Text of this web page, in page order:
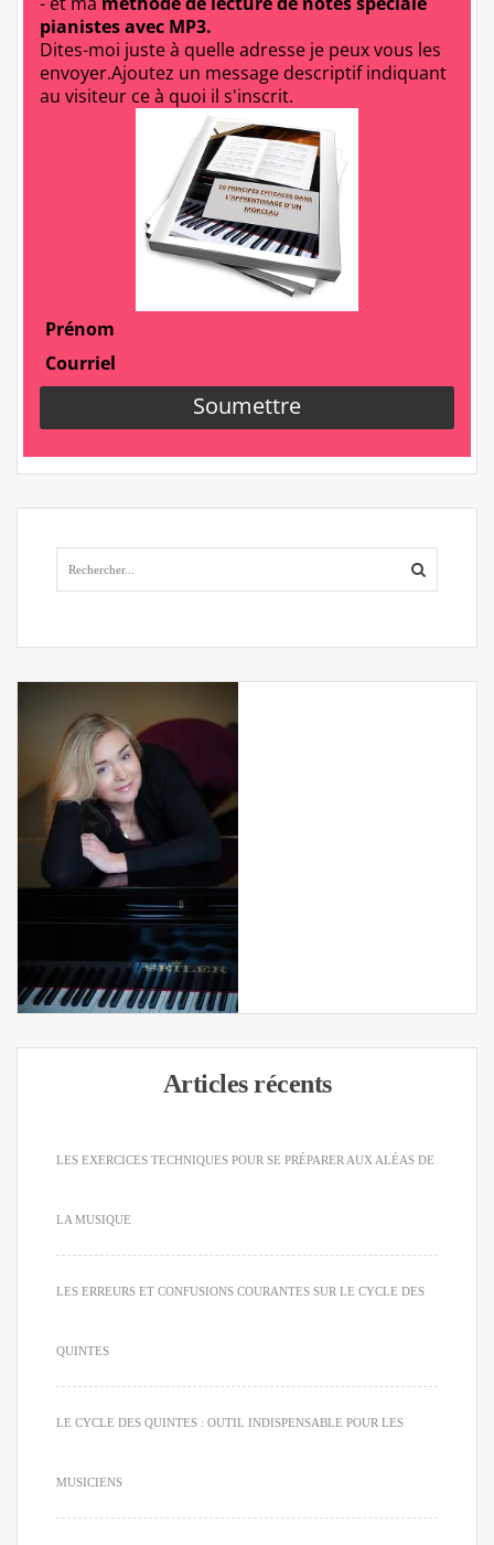
Articles récents
LES EXERCICES TECHNIQUES POUR SE PRÉPARER AUX ALÉAS DE
LA MUSIQUE
LES ERREURS ET CONFUSIONS COURANTES SUR LE CYCLE DES
QUINTES
LE CYCLE DES QUINTES : OUTIL INDISPENSABLE POUR LES
MUSICIENS